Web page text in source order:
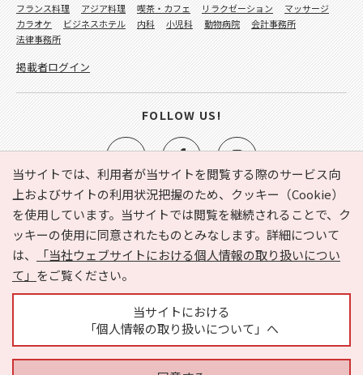
当サイトでは、利用者が当サイトを閲覧する際のサービス向
上およびサイトの利用状況把握のため、クッキー（Cookie）
を使用しています。当サイトでは閲覧を継続されることで、ク
ッキーの使用に同意されたものとみなします。詳細について
は、
「当社ウェブサイトにおける個人情報の取り扱いについ
て」 をご覧ください。
当サイトにおける
「個人情報の取り扱いについて」へ
e-NAVITA（イーナビタ）とは？ お気に入り
ヘルプ
利用規約
個人情報の取り扱いについて
運営会社
サイトマップ
広告掲載に関するお問い合わせ
フランス料理
アジア料理 喫茶・カフェ リラクゼーション
マッサージ
カラオケ
ビジネスホテル 内科 小児科 動物病院
会計事務所
法律事務所
掲載者ログイン
FOLLOW US!